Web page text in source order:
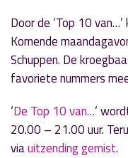
Door de ‘Top 10
Komende
Schuppen. De
favoriete nummers
‘De Top 10 van…‘
20.00 – 21.00 uur.
viauitzending gemist.